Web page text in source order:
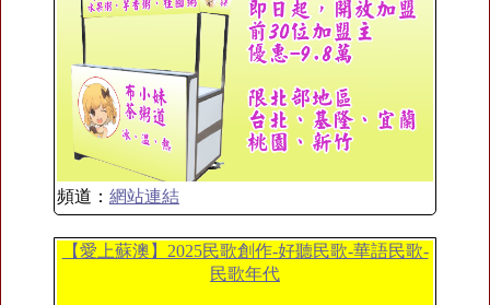
頻道： 網站連結
【愛上蘇澳】2025民歌創作-好聽民歌-華語民歌-
民歌年代